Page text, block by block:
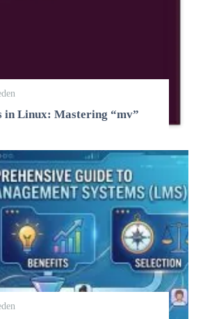
in Linux: Mastering “mv”